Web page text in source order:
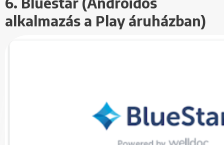
alkalmazás a Play áruházban)